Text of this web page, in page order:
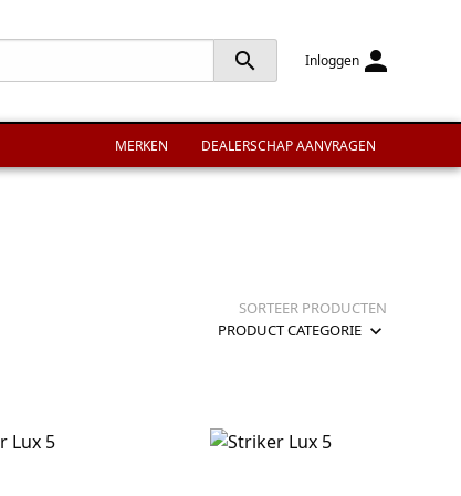
search Inloggen person
MERKEN DEALERSCHAP AANVRAGEN
SORTEER PRODUCTEN
PRODUCT CATEGORIE expand_more